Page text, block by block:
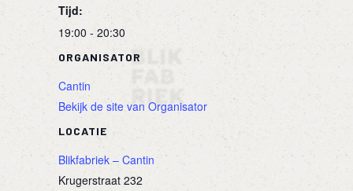
Tijd:
19:00 - 20:30
LOCATIE
Blikfabriek – Cantin
Krugerstraat 232
ORGANISATOR
Cantin
Bekijk de site van Organisator